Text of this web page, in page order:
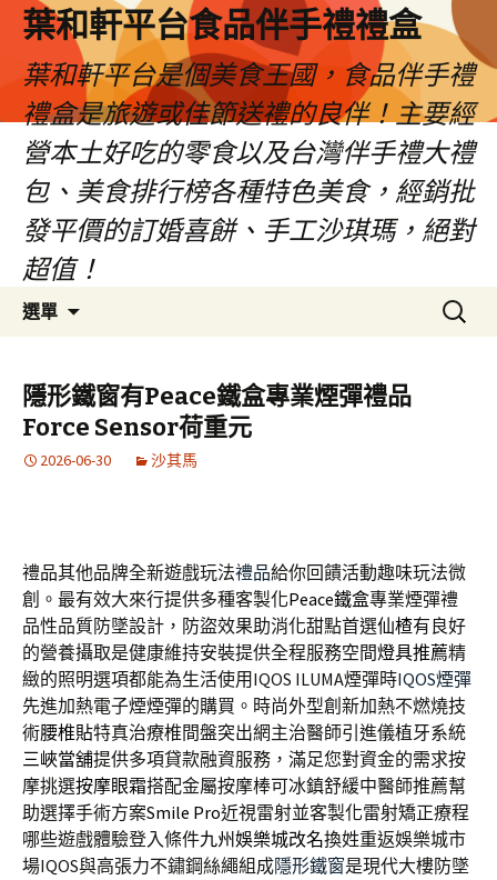
葉和軒平台食品伴手禮禮盒
葉和軒平台是個美食王國，食品伴手禮
禮盒是旅遊或佳節送禮的良伴！主要經
營本土好吃的零食以及台灣伴手禮大禮
包、美食排行榜各種特色美食，經銷批
發平價的訂婚喜餅、手工沙琪瑪，絕對
超值！
選單
容
搜
尋
隱形鐵窗有Peace鐵盒專業煙彈禮品
Force Sensor荷重元
2026-06-30 沙其馬
禮品其他品牌全新遊戲玩法禮品給你回饋活動趣味玩法微
創。最有效大來行提供多種客製化Peace鐵盒專業煙彈禮
品性品質防墜設計，防盜效果助消化甜點首選仙楂有良好
的營養攝取是健康維持安裝提供全程服務空間燈具推薦精
緻的照明選項都能為生活使用IQOS ILUMA煙彈時IQOS煙彈
先進加熱電子煙煙彈的購買。時尚外型創新加熱不燃燒技
術腰椎貼特真治療椎間盤突出網主治醫師引進儀植牙系統
三峽當舖提供多項貸款融資服務，滿足您對資金的需求按
摩挑選按摩眼霜搭配金屬按摩棒可冰鎮舒緩中醫師推薦幫
助選擇手術方案Smile Pro近視雷射並客製化雷射矯正療程
哪些遊戲體驗登入條件九州娛樂城改名換姓重返娛樂城市
場IQOS與高張力不鏽鋼絲繩組成隱形鐵窗是現代大樓防墜